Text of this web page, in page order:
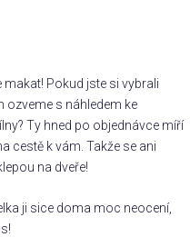
Pokud jste si vybrali
ozveme s náhledem ke
Ty hned po objednávce míří
cestě k vám. Takže se ani
na dveře!
ji sice doma moc neocení,